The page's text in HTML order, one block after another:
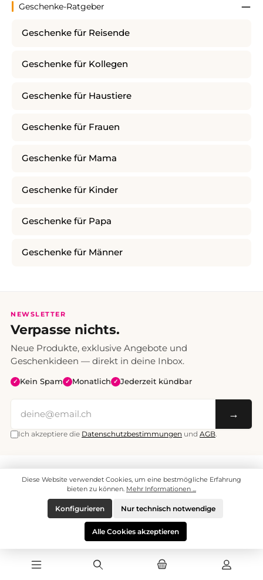
Geschenke-Ratgeber
Geschenke für Reisende
Geschenke für Kollegen
Geschenke für Haustiere
Geschenke für Frauen
Geschenke für Mama
Geschenke für Kinder
Geschenke für Papa
Geschenke für Männer
NEWSLETTER
Verpasse nichts.
Neue Produkte, exklusive Angebote und
Geschenkideen — direkt in deine Inbox.
✓ Kein Spam ✓ Monatlich ✓ Jederzeit kündbar
→
Ich akzeptiere die Datenschutzbestimmungen und AGB.
versandkostenfrei.
© 2008 - 2026 enjoymedia.ch - Alle Rechte vorbehalten.
Diese Website verwendet Cookies, um eine bestmögliche Erfahrung
bieten zu können. Mehr Informationen ...
Nur technisch notwendige
Konfigurieren
Alle Cookies akzeptieren